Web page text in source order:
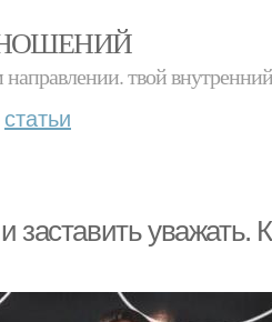
твой
статьи
заставить уважать.